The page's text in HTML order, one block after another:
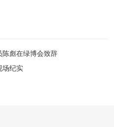
陈彪在绿博会致辞
场纪实